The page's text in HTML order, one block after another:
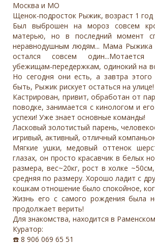
Москва и МО
Щенок-подросток Рыжик, возраст 1 год
Был выброшен на мороз совсем
матерью, но в последний момент
неравнодушным людям... Мама
остался совсем
убежищам-передержкам, одинокий на
Но сегодня они есть, а завтра
быть, Рыжик рискует остаться на улице!
Кастрирован, привит, обработан от
поводке, занимается с кинологом и
успехи! Уже знает основные команды!
Ласковый золотистый парень,
игривый, активный, отличный
Мягкие ушки, медовый оттенок
глазах, он просто красавчик в белых
размера, вес~20кг, рост в холке
средняя по размеру. Хорошо ладит с
кошкам отношение было спокойное,
Жизнь его с самого рождения была
продолжает верить!
Для знакомства, находится в
Куратор:
☎️ 8 906 069 65 51